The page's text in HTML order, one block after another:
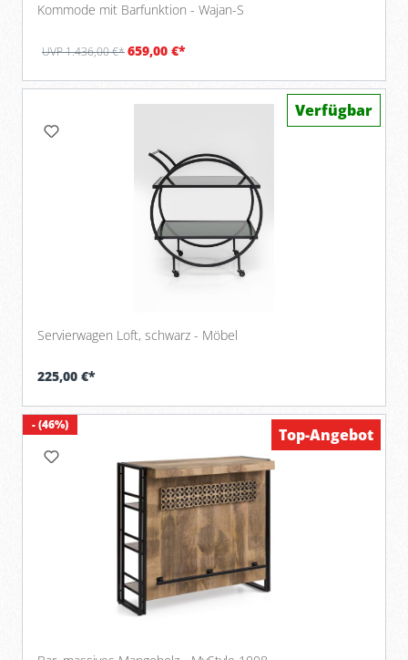
Kommode mit Barfunktion - Wajan-S
UVP 1.436,00 €*659,00 €*
Servierwagen Loft, schwarz - Möbel
225,00 €*
Verfügbar
- (46%)
Top-Angebot